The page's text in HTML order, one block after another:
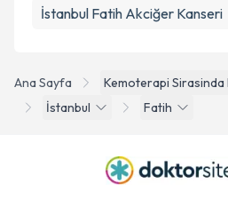
Ana Sayfa
Kemoterapi Sirasinda
İstanbul
Fatih
İstanbul Fatih Akciğer Kanseri